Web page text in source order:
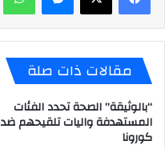
مقالات ذات صلة
“بالوثيقة” الصحة تحدد الفئات
المستهدفة واليات تلقيحهم ضد
كورونا